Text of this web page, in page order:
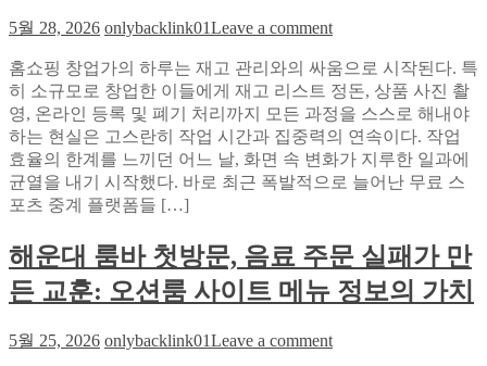
얼
모
니
터
없
이
두
리
동
시
에
즐
는
5월 28, 2026 onlybacklink01Leave a commenton
고
정
리
속
도
2
린
비
밀:
닉
홈쇼핑 창업가의 하루는 재고 관리와의 싸움으로 시작된다. 특
히 소규모로 창업한 이들에게 재고 리스트 정돈, 상품 사진 촬
영, 온라인 등록 및 폐기 처리까지 모든 과정을 스스로 해내야
하는 현실은 고스란히 작업 시간과 집중력의 연속이다. 작업
효율의 한계를 느끼던 어느 날, 화면 속 변화가 지루한 일과에
균열을 내기 시작했다. 바로 최근 폭발적으로 늘어난 무료 스
포츠 중계 플랫폼들 […]
해운대 룸바 첫방문, 음료 주문 실패가 만
든 교훈: 오션룸 사이트 메뉴 정보의 가치
5월 25, 2026 onlybacklink01Leave a commenton